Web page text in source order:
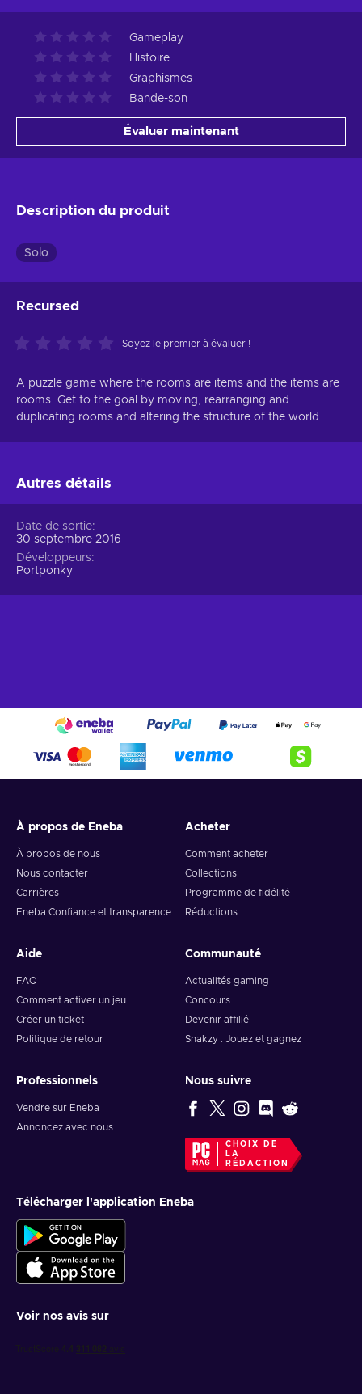
Gameplay
Histoire
Graphismes
Bande-son
Évaluer maintenant
Description du produit
Solo
Recursed
Soyez le premier à évaluer !
A puzzle game where the rooms are items and the items are
rooms. Get to the goal by moving, rearranging and
duplicating rooms and altering the structure of the world.
Autres détails
Date de sortie
30 septembre 2016
Développeurs
Portponky
À propos de Eneba
À propos de nous
Nous contacter
Carrières
Eneba Confiance et transparence
Acheter
Comment acheter
Collections
Programme de fidélité
Réductions
Aide
FAQ
Comment activer un jeu
Créer un ticket
Politique de retour
Communauté
Actualités gaming
Concours
Devenir affilié
Snakzy : Jouez et gagnez
Professionnels
Vendre sur Eneba
Annoncez avec nous
Nous suivre
CHOIX DE
LA
RÉDACTION
Télécharger l'application Eneba
Voir nos avis sur